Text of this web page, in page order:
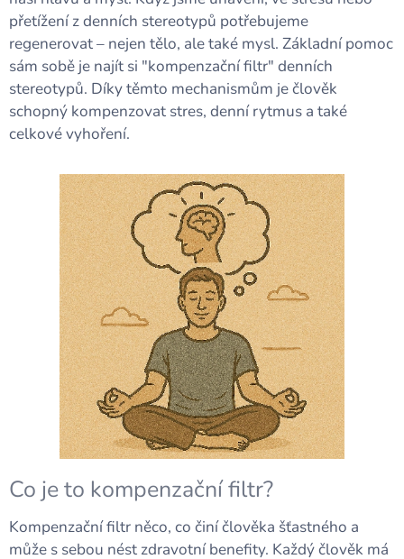
přetížení z denních stereotypů potřebujeme
regenerovat – nejen tělo, ale také mysl. Základní pomoc
sám sobě je najít si "kompenzační filtr" denních
stereotypů. Díky těmto mechanismům je člověk
schopný kompenzovat stres, denní rytmus a také
celkové vyhoření.
Co je to kompenzační filtr?
Kompenzační filtr něco, co činí člověka šťastného a
může s sebou nést zdravotní benefity. Každý člověk má